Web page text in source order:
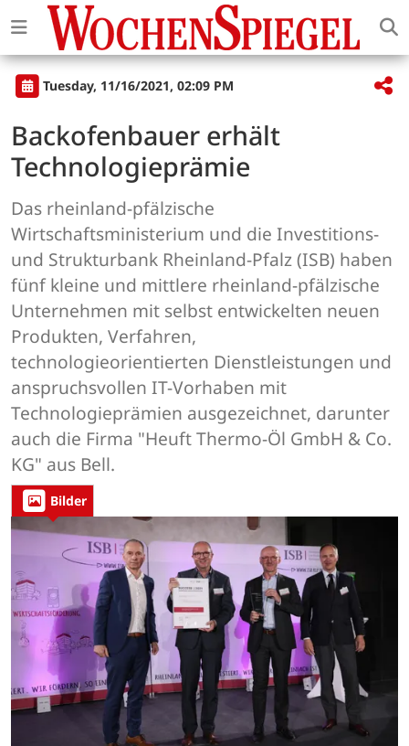
Tuesday, 11/16/2021, 02:09 PM
Backofenbauer erhält
Technologieprämie
Das rheinland-pfälzische
Wirtschaftsministerium und die Investitions-
und Strukturbank Rheinland-Pfalz (ISB) haben
fünf kleine und mittlere rheinland-pfälzische
Unternehmen mit selbst entwickelten neuen
Produkten, Verfahren,
technologieorientierten Dienstleistungen und
anspruchsvollen IT-Vorhaben mit
Technologieprämien ausgezeichnet, darunter
auch die Firma "Heuft Thermo-Öl GmbH & Co.
KG" aus Bell.
Bilder